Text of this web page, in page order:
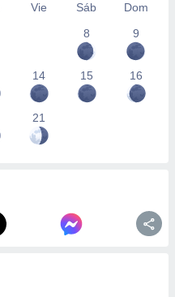
Vie Sáb
Dom
8
9
14 15 16
21